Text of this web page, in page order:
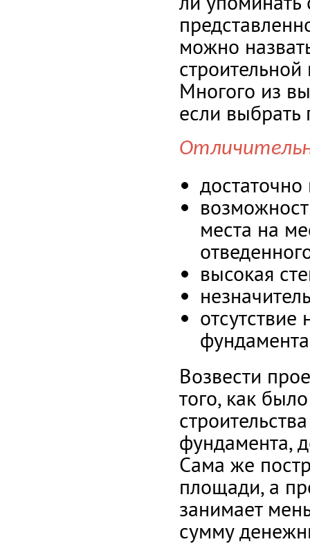
можно
Многого из
если выбрать
места на
высокая
Возвести
того, как
фундамента,
Сама же
площади, а
занимает
сумму